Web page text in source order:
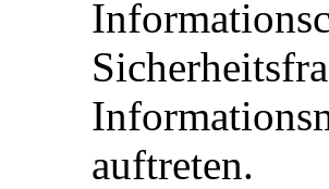
auftreten.